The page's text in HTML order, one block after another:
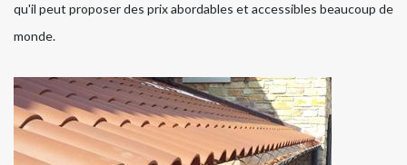
qu'il peut proposer des prix abordables et accessibles beaucoup de
monde.